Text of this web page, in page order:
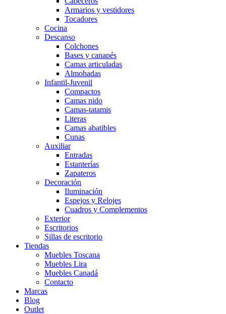
Armarios y vestidores
Tocadores
Cocina
Descanso
Colchones
Bases y canapés
Camas articuladas
Almohadas
Infantil-Juvenil
Compactos
Camas nido
Camas-tatamis
Literas
Camas abatibles
Cunas
Auxiliar
Entradas
Estanterías
Zapateros
Decoración
Iluminación
Espejos y Relojes
Cuadros y Complementos
Exterior
Escritorios
Sillas de escritorio
Tiendas
Muebles Toscana
Muebles Lira
Muebles Canadá
Contacto
Marcas
Blog
Outlet